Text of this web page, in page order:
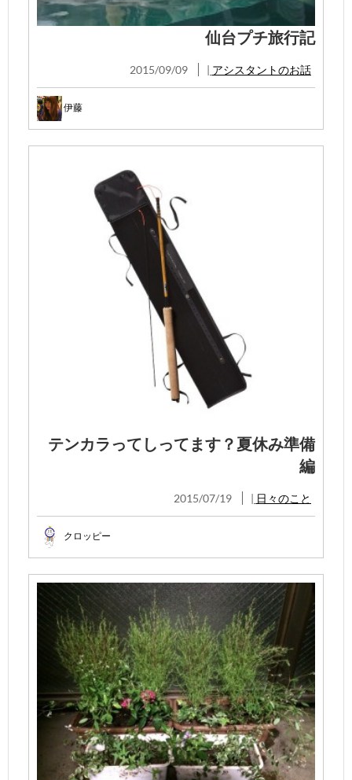
仙台プチ旅行記
2015/09/09 | アシスタントのお話
伊藤
テンカラってしってます？夏休み準備
編
2015/07/19 | 日々のこと
クロッピー